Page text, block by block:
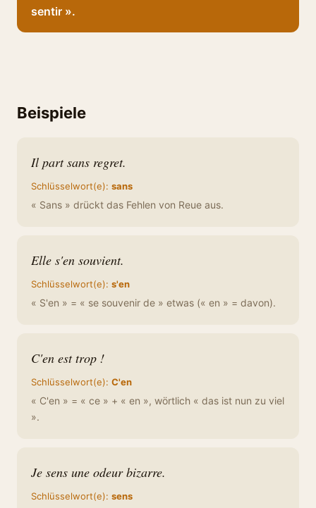
sentir ».
Beispiele
Il part sans regret.
Schlüsselwort(e): sans
« Sans » drückt das Fehlen von Reue aus.
Elle s'en souvient.
Schlüsselwort(e): s'en
« S'en » = « se souvenir de » etwas (« en » = davon).
C'en est trop !
Schlüsselwort(e): C'en
« C'en » = « ce » + « en », wörtlich « das ist nun zu viel
».
Je sens une odeur bizarre.
Schlüsselwort(e): sens